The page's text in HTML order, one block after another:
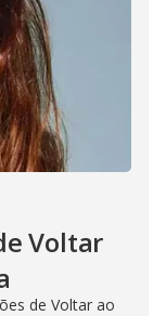
Voltar
de Voltar ao